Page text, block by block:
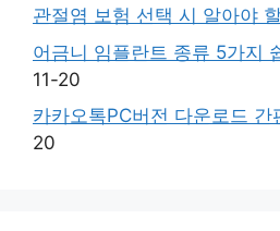
관절염 보험 선택 시 알아야
어금니 임플란트 종류 5가지
11-20
카카오톡PC버전 다운로드 간
20